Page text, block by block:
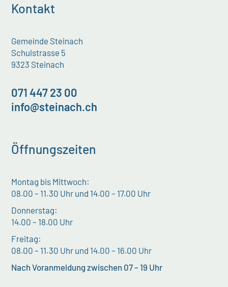
Kontakt
Gemeinde Steinach
Schulstrasse 5
9323 Steinach
071 447 23 00
info@steinach.ch
Öffnungszeiten
Montag bis Mittwoch:
08.00 – 11.30 Uhr und 14.00 – 17.00 Uhr
Donnerstag:
14.00 – 18.00 Uhr
Freitag:
08.00 – 11.30 Uhr und 14.00 – 16.00 Uhr
Nach Voranmeldung zwischen 07 – 19 Uhr